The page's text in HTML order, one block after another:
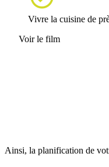
Vivre la cuisine de
Voir le film
Ainsi, la planification de